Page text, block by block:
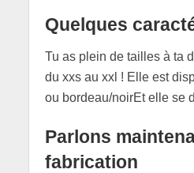
Quelques
Tu as plein de tailles à ta
du xxs au xxl ! Elle est
ou bordeau/noirEt elle se
Parlons
fabrication